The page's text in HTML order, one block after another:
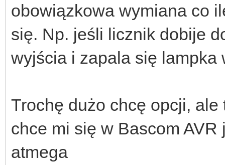
obowiązkowa wymiana co
się. Np. jeśli licznik dobije
wyjścia i zapala się lampka
Trochę dużo chcę opcji, ale
chce mi się w Bascom AVR
atmega